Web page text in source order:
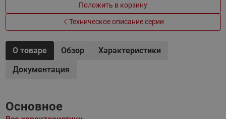
Положить в корзину
Техническое описание серии
О товаре Обзор
Характеристики
Документация
Основное